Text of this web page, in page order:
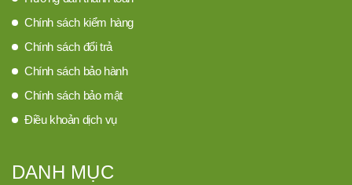
Chính sách kiểm hàng
Chính sách đổi trả
Chính sách bảo hành
Chính sách bảo mật
Điều khoản dịch vụ
DANH MỤC